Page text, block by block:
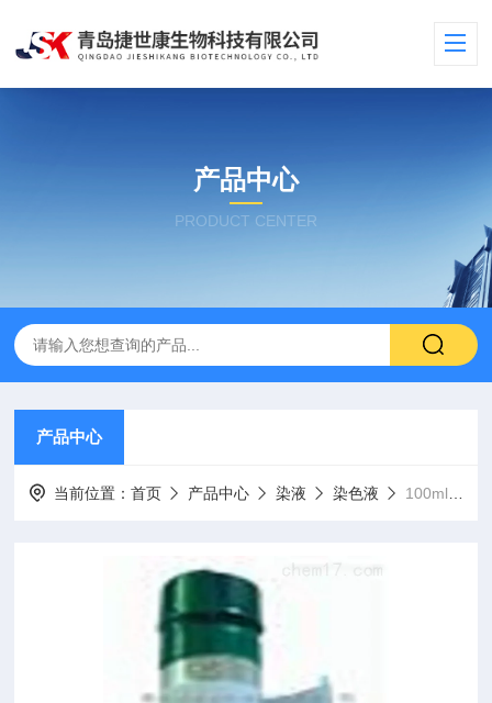
产品中心
PRODUCT CENTER
产品中心
当前位置：首页 产品中心 染液 染色液 100ml青霉素-链霉素-庆大霉素混合溶液